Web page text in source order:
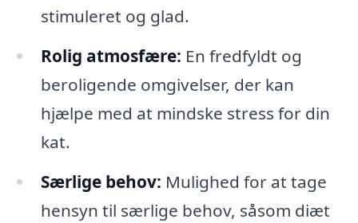
stimuleret og glad.
Rolig atmosfære: En fredfyldt og
beroligende omgivelser, der kan
hjælpe med at mindske stress for din
kat.
Særlige behov: Mulighed for at tage
hensyn til særlige behov, såsom diæt